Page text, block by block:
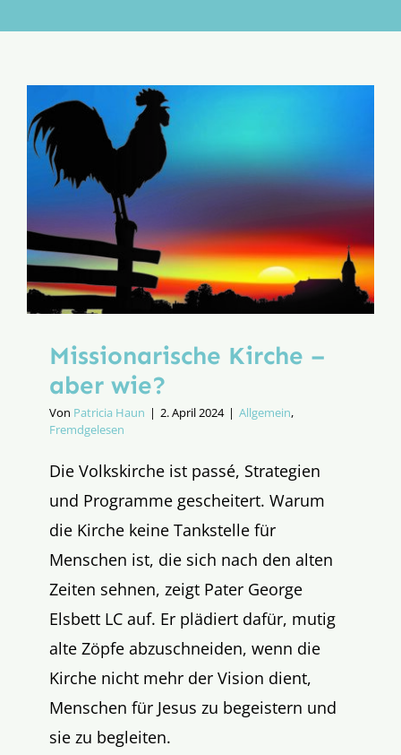
Aktion
Missionarische Kirche –
aber wie?
Von Patricia Haun | 2. April 2024 | Allgemein,
Fremdgelesen
Die Volkskirche ist passé, Strategien
und Programme gescheitert. Warum
die Kirche keine Tankstelle für
Menschen ist, die sich nach den alten
Zeiten sehnen, zeigt Pater George
Elsbett LC auf. Er plädiert dafür, mutig
alte Zöpfe abzuschneiden, wenn die
Kirche nicht mehr der Vision dient,
Menschen für Jesus zu begeistern und
sie zu begleiten.